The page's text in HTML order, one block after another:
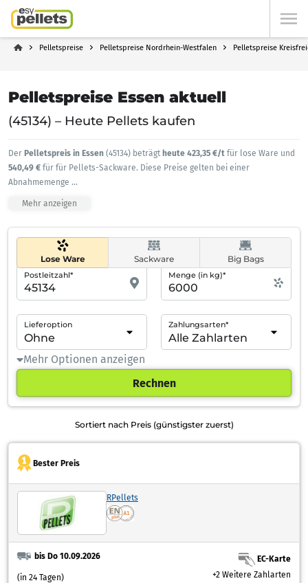
Pelletspreise Pelletspreise Nordrhein-Westfalen Pelletspreise
Pelletspreise Essen aktuell
(45134) – Heute Pellets kaufen
Der Pelletspreis in Essen (45134) beträgt heute 423,35 €/t für lose Ware und
540,49 € für für Pellets-Sackware. Diese Preise gelten bei einer
Abnahmemenge ...
Mehr anzeigen
Lose Ware Sackware Big Bags
Postleitzahl* Menge (in kg)*
Lieferoption Zahlungsarten*
Mehr Optionen anzeigen
Rechnen
Sortiert nach Preis (günstigster zuerst)
Bester Preis
RPellets
bis Do 10.09.2026
(in 24 Tagen)
EC-Karte
+2 Weitere Zahlarten